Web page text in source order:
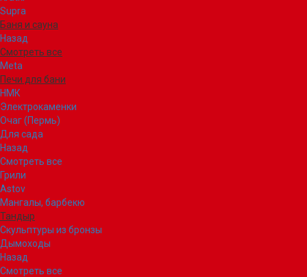
Supra
Баня и сауна
Назад
Смотреть все
Meta
Печи для бани
НМК
Электрокаменки
Очаг (Пермь)
Для сада
Назад
Смотреть все
Грили
Astov
Мангалы, барбекю
Тандыр
Скульптуры из бронзы
Дымоходы
Назад
Смотреть все